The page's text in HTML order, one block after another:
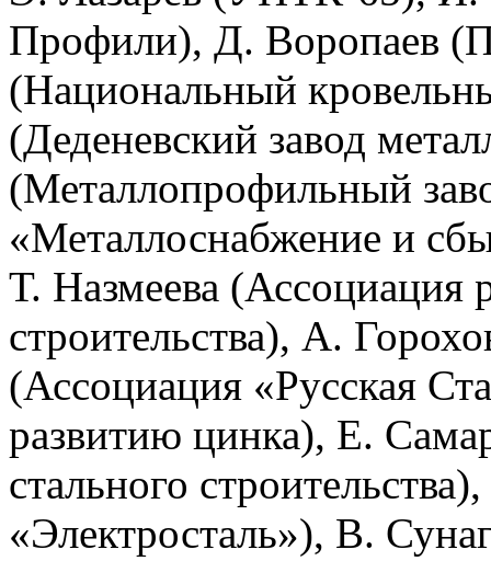
Профили), Д. Воропаев
(Национальный
(Деденевский завод
(Металлопрофильный
«Металлоснабжение и
Т. Назмеева (Ассоциация
строительства), А.
(Ассоциация «Русская
развитию цинка), Е.
стального
«Электросталь»), В.